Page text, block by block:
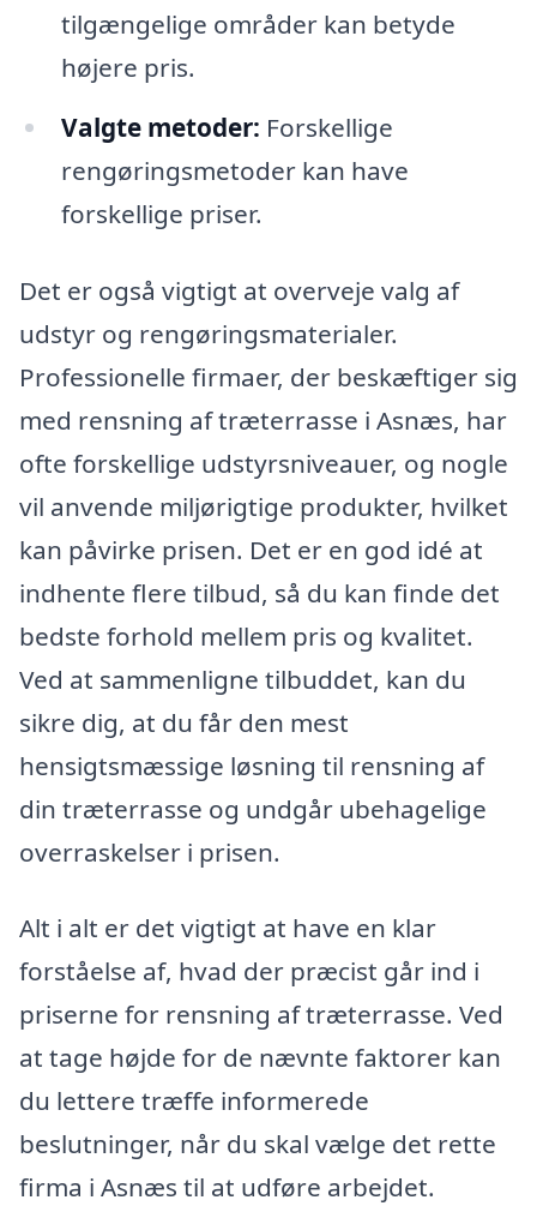
tilgængelige områder kan betyde
højere pris.
Valgte metoder: Forskellige
rengøringsmetoder kan have
forskellige priser.
Det er også vigtigt at overveje valg af
udstyr og rengøringsmaterialer.
Professionelle firmaer, der beskæftiger sig
med rensning af træterrasse i Asnæs, har
ofte forskellige udstyrsniveauer, og nogle
vil anvende miljørigtige produkter, hvilket
kan påvirke prisen. Det er en god idé at
indhente flere tilbud, så du kan finde det
bedste forhold mellem pris og kvalitet.
Ved at sammenligne tilbuddet, kan du
sikre dig, at du får den mest
hensigtsmæssige løsning til rensning af
din træterrasse og undgår ubehagelige
overraskelser i prisen.
Alt i alt er det vigtigt at have en klar
forståelse af, hvad der præcist går ind i
priserne for rensning af træterrasse. Ved
at tage højde for de nævnte faktorer kan
du lettere træffe informerede
beslutninger, når du skal vælge det rette
firma i Asnæs til at udføre arbejdet.